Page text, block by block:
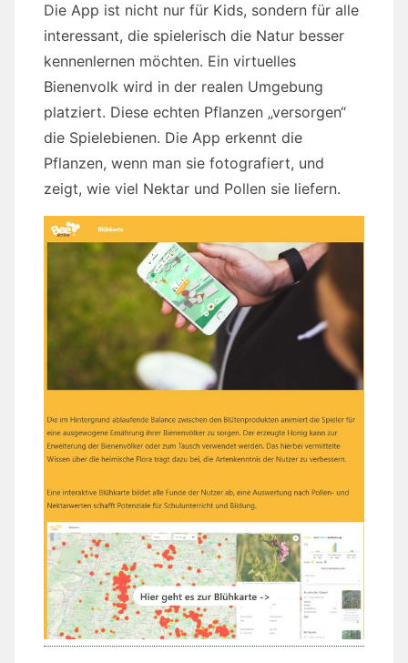
Die App ist nicht nur für Kids, sondern für alle
interessant, die spielerisch die Natur besser
kennenlernen möchten. Ein virtuelles
Bienenvolk wird in der realen Umgebung
platziert. Diese echten Pflanzen „versorgen“
die Spielebienen. Die App erkennt die
Pflanzen, wenn man sie fotografiert, und
zeigt, wie viel Nektar und Pollen sie liefern.